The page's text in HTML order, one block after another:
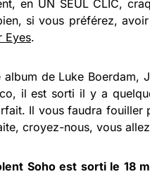
en UN SEUL CLIC,
si vous préférez,
Eyes.
album de Luke Boerdam,
il est sorti il y a
Il vous faudra
croyez-nous, vous
Soho est sorti le 18